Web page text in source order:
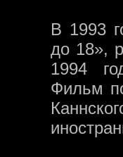
В 1993
до 18»,
1994
Фильм